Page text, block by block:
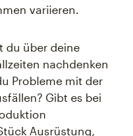
variieren.
du über deine
nachdenken
Probleme mit der
Gibt es bei
Ausrüstung,